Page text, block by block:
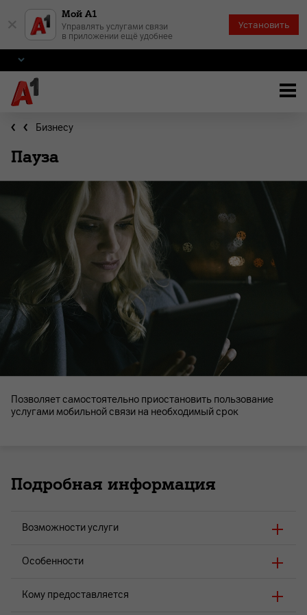
Мой А1
Управлять услугами связи
в приложении ещё удобнее
Установить
Бизнесу
Пауза
Позволяет самостоятельно приостановить пользование
услугами мобильной связи на необходимый срок
Подробная информация
Возможности услуги
Особенности
Кому предоставляется